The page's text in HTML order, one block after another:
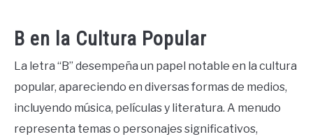
B en la Cultura Popular
La letra “B” desempeña un papel notable en la cultura
popular, apareciendo en diversas formas de medios,
incluyendo música, películas y literatura. A menudo
representa temas o personajes significativos,